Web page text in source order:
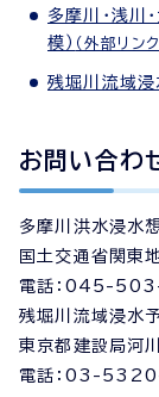
多摩川・浅川
模） （外部リンク
残堀川流域浸
お問い合わ
多摩川洪水浸水
国土交通省関東
電話：045-
残堀川流域浸水
東京都建設局河
電話：03-